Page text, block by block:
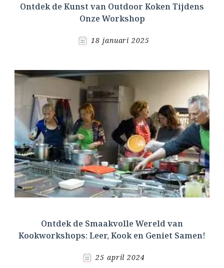
Ontdek de Kunst van Outdoor Koken Tijdens
Onze Workshop
18 januari 2025
Ontdek de Smaakvolle Wereld van
Kookworkshops: Leer, Kook en Geniet Samen!
25 april 2024